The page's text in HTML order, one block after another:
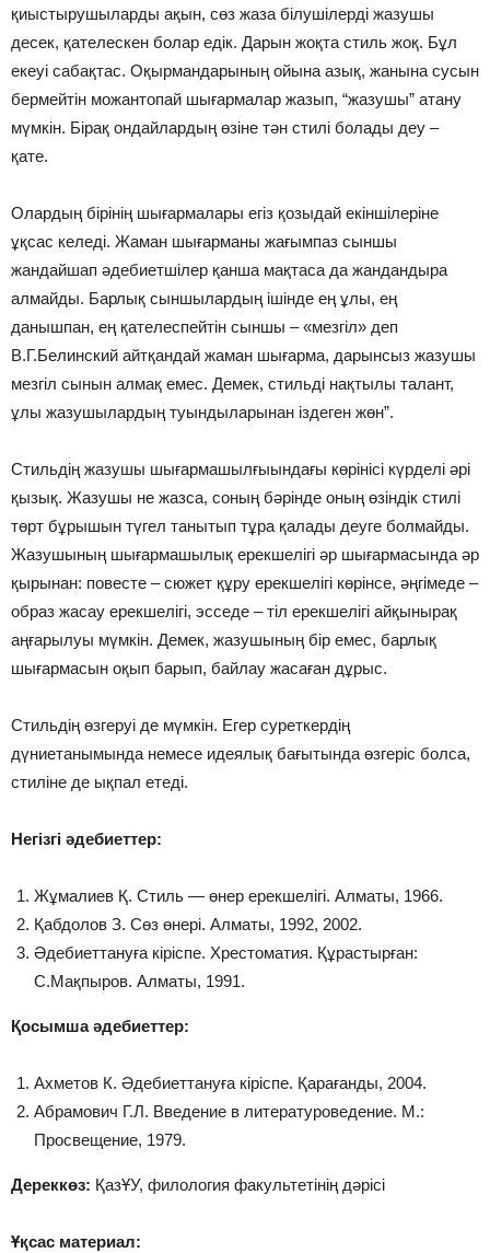
қиыстырушыларды ақын, сөз жаза білушілерді жазушы
десек, қателескен болар едік. Дарын жоқта стиль жоқ. Бұл
екеуі сабақтас. Оқырмандарының ойына азық, жанына сусын
бермейтін можантопай шығармалар жазып, “жазушы” атану
мүмкін. Бірақ ондайлардың өзіне тән стилі болады деу –
қате.
Олардың бірінің шығармалары егіз қозыдай екіншілеріне
ұқсас келеді. Жаман шығарманы жағымпаз сыншы
жандайшап әдебиетшілер қанша мақтаса да жандандыра
алмайды. Барлық сыншылардың ішінде ең ұлы, ең
данышпан, ең қателеспейтін сыншы – «мезгіл» деп
В.Г.Белинский айтқандай жаман шығарма, дарынсыз жазушы
мезгіл сынын алмақ емес. Демек, стильді нақтылы талант,
ұлы жазушылардың туындыларынан іздеген жөн”.
Стильдің жазушы шығармашылғыындағы көрінісі күрделі әрі
қызық. Жазушы не жазса, соның бәрінде оның өзіндік стилі
төрт бұрышын түгел танытып тұра қалады деуге болмайды.
Жазушының шығармашылық ерекшелігі әр шығармасында әр
қырынан: повесте – сюжет құру ерекшелігі көрінсе, әңгімеде –
образ жасау ерекшелігі, эсседе – тіл ерекшелігі айқынырақ
аңғарылуы мүмкін. Демек, жазушының бір емес, барлық
шығармасын оқып барып, байлау жасаған дұрыс.
Стильдің өзгеруі де мүмкін. Егер суреткердің
дүниетанымында немесе идеялық бағытында өзгеріс болса,
стиліне де ықпал етеді.
Негізгі әдебиеттер:
Жұмалиев Қ. Стиль — өнер ерекшелігі. Алматы, 1966.
Қабдолов З. Сөз өнері. Алматы, 1992, 2002.
Әдебиеттануға кіріспе. Хрестоматия. Құрастырған:
С.Мақпыров. Алматы, 1991.
Қосымша әдебиеттер:
Ахметов К. Әдебиеттануға кіріспе. Қарағанды, 2004.
Абрамович Г.Л. Введение в литературоведение. М.:
Просвещение, 1979.
Дереккөз: ҚазҰУ, филология факультетінің дәрісі
Ұқсас материал: